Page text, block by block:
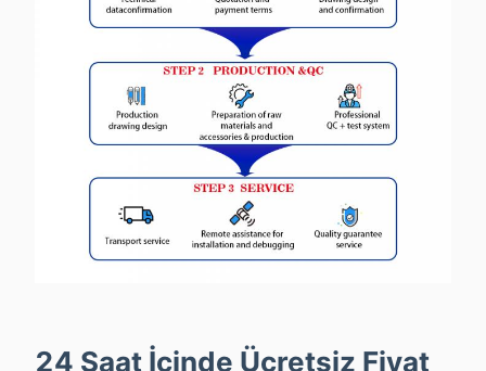
24 Saat İçinde Ücretsiz Fiyat